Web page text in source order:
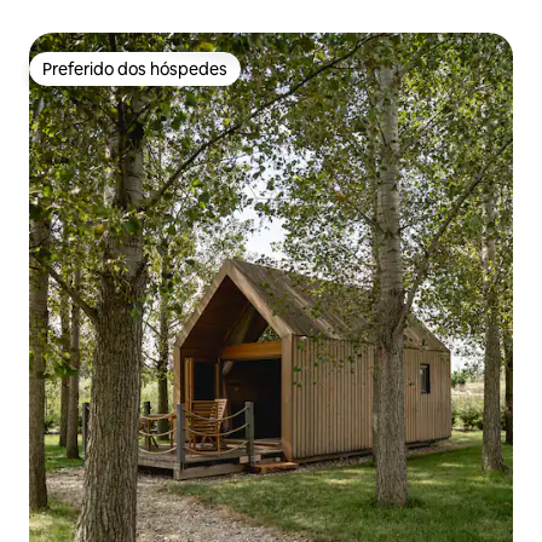
Preferido dos hóspedes
Preferido dos hóspedes